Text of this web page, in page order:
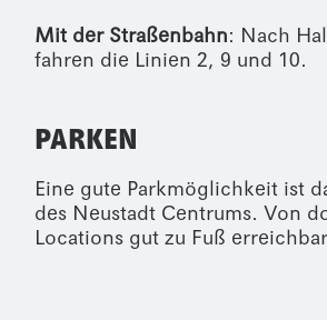
Mit der Straßenbahn: Nach
fahren die Linien 2, 9 und 10.
PARKEN
Eine gute Parkmöglichkeit ist
des Neustadt Centrums. Von
Locations gut zu Fuß